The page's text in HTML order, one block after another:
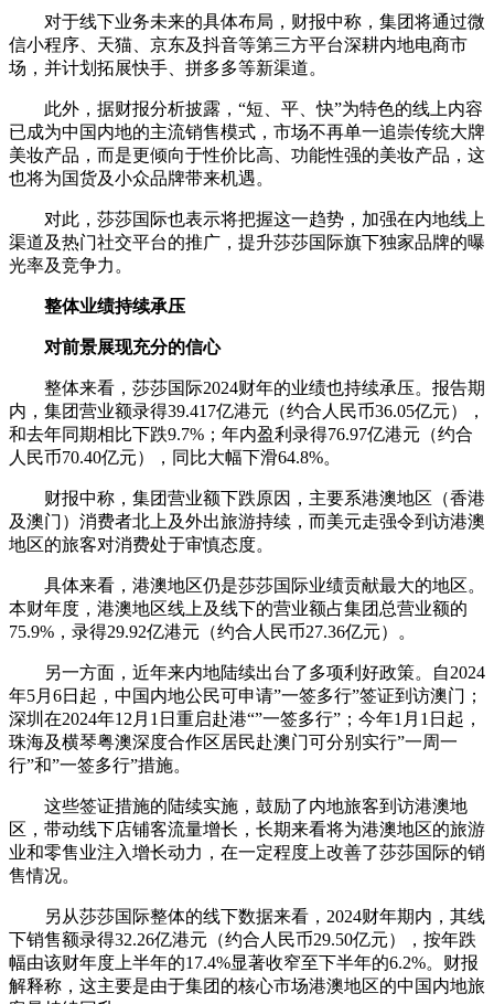
对于线下业务未来的具体布局，财报中称，集团将通过微
信小程序、天猫、京东及抖音等第三方平台深耕内地电商市
场，并计划拓展快手、拼多多等新渠道。
此外，据财报分析披露，“短、平、快”为特色的线上内容
已成为中国内地的主流销售模式，市场不再单一追崇传统大牌
美妆产品，而是更倾向于性价比高、功能性强的美妆产品，这
也将为国货及小众品牌带来机遇。
对此，莎莎国际也表示将把握这一趋势，加强在内地线上
渠道及热门社交平台的推广，提升莎莎国际旗下独家品牌的曝
光率及竞争力。
整体业绩持续承压
对前景展现充分的信心
整体来看，莎莎国际2024财年的业绩也持续承压。报告期
内，集团营业额录得39.417亿港元（约合人民币36.05亿元），
和去年同期相比下跌9.7%；年内盈利录得76.97亿港元（约合
人民币70.40亿元），同比大幅下滑64.8%。
财报中称，集团营业额下跌原因，主要系港澳地区（香港
及澳门）消费者北上及外出旅游持续，而美元走强令到访港澳
地区的旅客对消费处于审慎态度。
具体来看，港澳地区仍是莎莎国际业绩贡献最大的地区。
本财年度，港澳地区线上及线下的营业额占集团总营业额的
75.9%，录得29.92亿港元（约合人民币27.36亿元）。
另一方面，近年来内地陆续出台了多项利好政策。自2024
年5月6日起，中国内地公民可申请”一签多行”签证到访澳门；
深圳在2024年12月1日重启赴港“”一签多行”；今年1月1日起，
珠海及横琴粤澳深度合作区居民赴澳门可分别实行”一周一
行”和”一签多行”措施。
这些签证措施的陆续实施，鼓励了内地旅客到访港澳地
区，带动线下店铺客流量增长，长期来看将为港澳地区的旅游
业和零售业注入增长动力，在一定程度上改善了莎莎国际的销
售情况。
另从莎莎国际整体的线下数据来看，2024财年期内，其线
下销售额录得32.26亿港元（约合人民币29.50亿元），按年跌
幅由该财年度上半年的17.4%显著收窄至下半年的6.2%。财报
解释称，这主要是由于集团的核心市场港澳地区的中国内地旅